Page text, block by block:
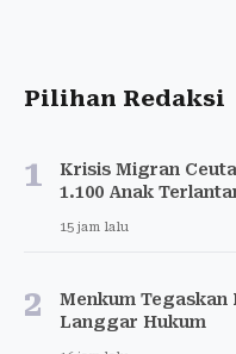
Pilihan Redaksi
1
Krisis Migran
1.100 Anak
15 jam lalu
2
Menkum Tegaskan
Langgar Hukum